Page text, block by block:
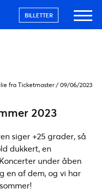
BILLETTER
fra Ticketmaster / 09/06/2023
2023
siger +25 grader, så
dukkert, en
under åben
en af dem, og vi har